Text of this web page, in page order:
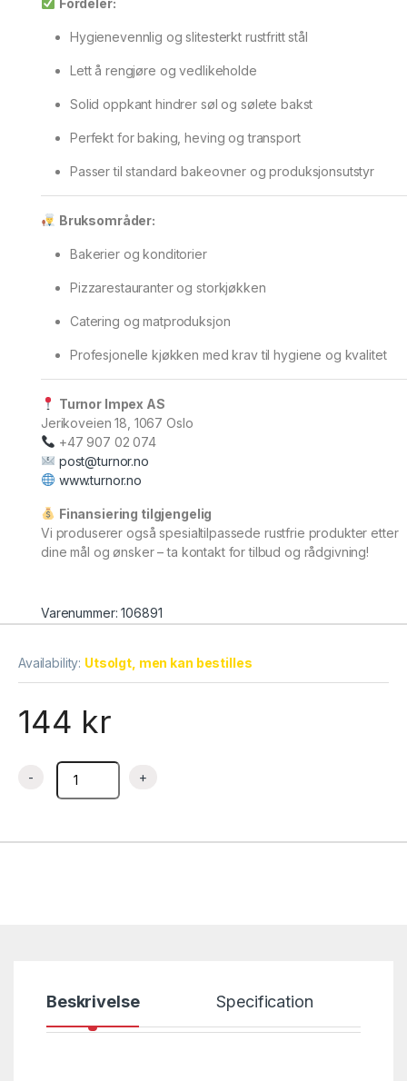
Hygienevennlig og slitesterkt rustfritt stål
Lett å rengjøre og vedlikeholde
Solid oppkant hindrer søl og sølete bakst
Perfekt for baking, heving og transport
Passer til standard bakeovner og produksjonsutstyr
Bruksområder:
Bakerier og konditorier
Pizzarestauranter og storkjøkken
Catering og matproduksjon
Profesjonelle kjøkken med krav til hygiene og kvalitet
Turnor Impex AS
Jerikoveien 18, 1067 Oslo
+47 907 02 074
post@turnor.no
www.turnor.no
Finansiering tilgjengelig
Vi produserer også spesialtilpassede rustfrie produkter etter
dine mål og ønsker – ta kontakt for tilbud og rådgivning!
Varenummer: 106891
Availability: Utsolgt, men kan bestilles
144 kr
Bakebrett 600x400x0,5 mm rustfritt – Bergama quantity
Beskrivelse Specification